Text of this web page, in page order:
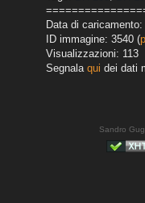
Data di
ID immagine: 3540 (
Visualizzazioni: 113
Segnala qui dei dati
Sandro